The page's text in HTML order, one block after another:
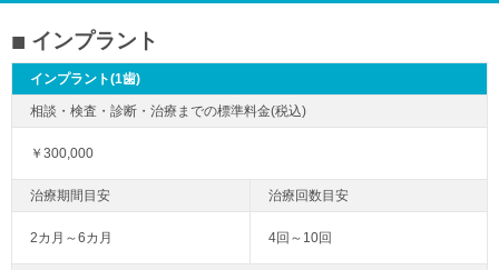
インプラント
インプラント(1歯)
￥300,000
2カ月～6カ月 4回～10回